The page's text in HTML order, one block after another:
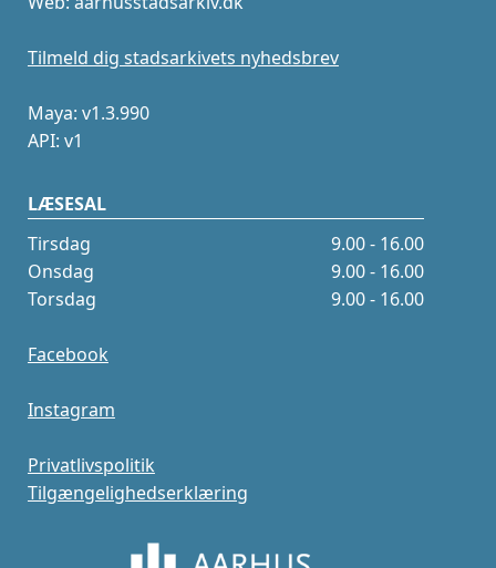
Tilmeld dig stadsarkivets nyhedsbrev
Maya: v1.3.990
API: v1
LÆSESAL
Tirsdag
9.00 - 16.00
Onsdag
9.00 - 16.00
Torsdag
9.00 - 16.00
Facebook
Instagram
Privatlivspolitik
Tilgængelighedserklæring